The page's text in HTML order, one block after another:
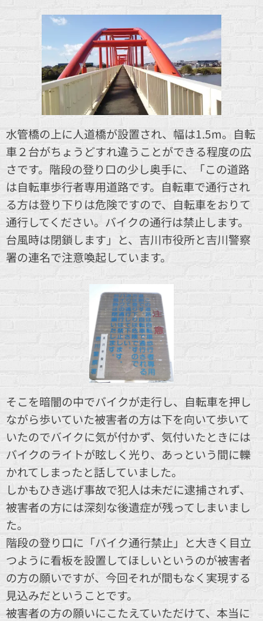
水管橋の上に人道橋が設置され、幅は1.5m。自転
車２台がちょうどすれ違うことができる程度の広
さです。階段の登り口の少し奥手に、「この道路
は自転車歩行者専用道路です。自転車で通行され
る方は登り下りは危険ですので、自転車をおりて
通行してください。バイクの通行は禁止します。
台風時は閉鎖します」と、吉川市役所と吉川警察
署の連名で注意喚起しています。
そこを暗闇の中でバイクが走行し、自転車を押し
ながら歩いていた被害者の方は下を向いて歩いて
いたのでバイクに気が付かず、気付いたときには
バイクのライトが眩しく光り、あっという間に轢
かれてしまったと話していました。
しかもひき逃げ事故で犯人は未だに逮捕されず、
被害者の方には深刻な後遺症が残ってしまいまし
た。
階段の登り口に「バイク通行禁止」と大きく目立
つように看板を設置してほしいというのが被害者
の方の願いですが、今回それが間もなく実現する
見込みだということです。
被害者の方の願いにこたえていただけて、本当に